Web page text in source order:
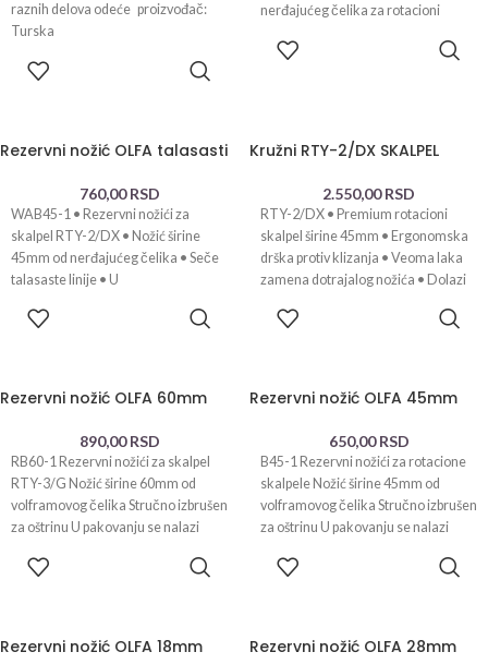
raznih delova odeće proizvođač:
Turska
nerđajućeg čelika za rotacioni
Rezervni nožić OLFA talasasti
760,00RSD
WAB45-1 • Rezervni nožići za
skalpel RTY-2/DX • Nožić širine
45mm od nerđajućeg čelika • Seče
talasaste linije • U
Kružni RTY-2/DX SKALPEL
2.550,00RSD
RTY-2/DX • Premium rotacioni
skalpel širine 45mm • Ergonomska
drška protiv klizanja • Veoma laka
zamena dotrajalog nožića • Dolazi
Rezervni nožić OLFA 60mm
890,00RSD
RB60-1 Rezervni nožići za skalpel
RTY-3/G Nožić širine 60mm od
volframovog čelika Stručno izbrušen
za oštrinu U pakovanju se nalazi
Rezervni nožić OLFA 45mm
650,00RSD
B45-1 Rezervni nožići za rotacione
skalpele Nožić širine 45mm od
volframovog čelika Stručno izbrušen
za oštrinu U pakovanju se nalazi
Rezervni nožić OLFA 18mm Rezervni nožić OLFA 28mm